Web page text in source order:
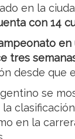
en la
con 14
tres
desde que
se
en la